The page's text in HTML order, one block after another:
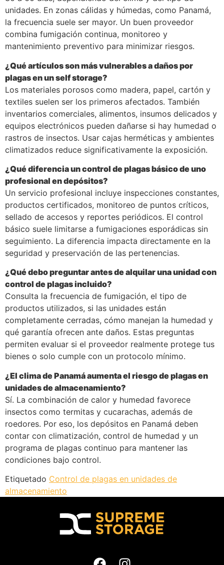
unidades. En zonas cálidas y húmedas, como Panamá,
la frecuencia suele ser mayor. Un buen proveedor
combina fumigación continua, monitoreo y
mantenimiento preventivo para minimizar riesgos.
¿Qué artículos son más vulnerables a daños por
plagas en un self storage?
Los materiales porosos como madera, papel, cartón y
textiles suelen ser los primeros afectados. También
inventarios comerciales, alimentos, insumos delicados y
equipos electrónicos pueden dañarse si hay humedad o
rastros de insectos. Usar cajas herméticas y ambientes
climatizados reduce significativamente la exposición.
¿Qué diferencia un control de plagas básico de uno
profesional en depósitos?
Un servicio profesional incluye inspecciones constantes,
productos certificados, monitoreo de puntos críticos,
sellado de accesos y reportes periódicos. El control
básico suele limitarse a fumigaciones esporádicas sin
seguimiento. La diferencia impacta directamente en la
seguridad y preservación de las pertenencias.
¿Qué debo preguntar antes de alquilar una unidad con
control de plagas incluido?
Consulta la frecuencia de fumigación, el tipo de
productos utilizados, si las unidades están
completamente cerradas, cómo manejan la humedad y
qué garantía ofrecen ante daños. Estas preguntas
permiten evaluar si el proveedor realmente protege tus
bienes o solo cumple con un protocolo mínimo.
¿El clima de Panamá aumenta el riesgo de plagas en
unidades de almacenamiento?
Sí. La combinación de calor y humedad favorece
insectos como termitas y cucarachas, además de
roedores. Por eso, los depósitos en Panamá deben
contar con climatización, control de humedad y un
programa de plagas continuo para mantener las
condiciones bajo control.
Etiquetado Control de plagas en unidades de
almacenamiento